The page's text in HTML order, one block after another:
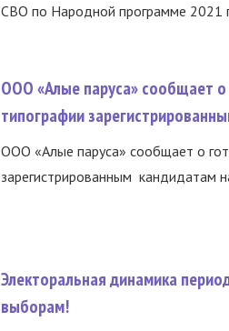
СВО по Народной программе 2021
ООО «Алые паруса» сообщает о
типографии
ООО «Алые паруса» сообщает о
зарегистрированным кандидатам
Электоральная динамика
выборам!